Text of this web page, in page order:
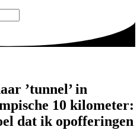
’tunnel’ in
10 kilometer:
dat ik opofferingen